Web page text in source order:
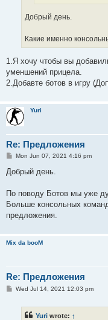
Добрый день.
Какие именно
1.Я хочу чтобы вы
уменшений прицела.
2.Добавте ботов в игру
Yuri
Re: Предложения
P
s
Mon Jun 07, 2021 4:16 pm
Добрый день.
По поводу Ботов мы уже
Больше консольных
предложения.
Mix da booM
Re: Предложения
PWed Jul 14, 2021 12:03 pm
Yuri wrote: ↑